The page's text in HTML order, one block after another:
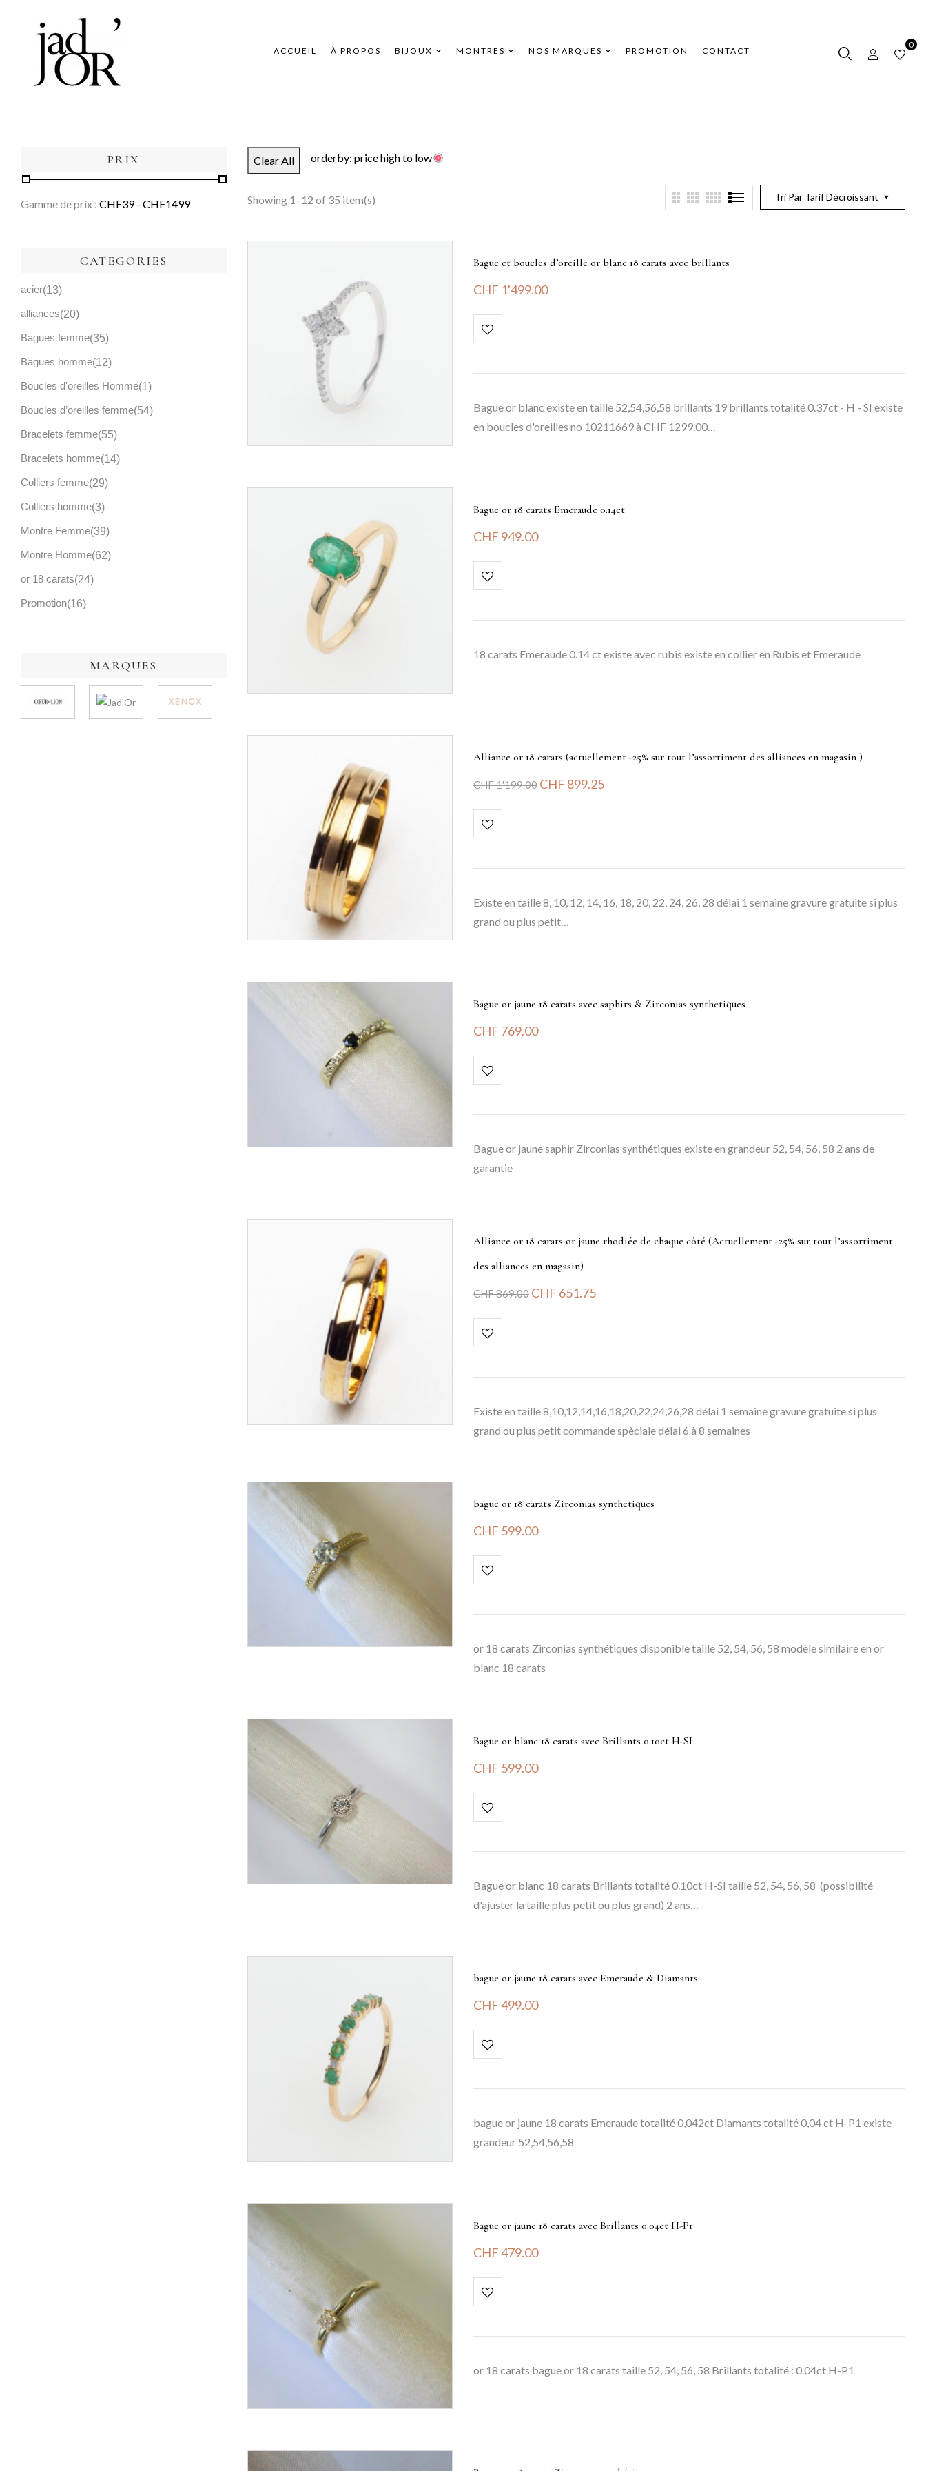
ACCUEIL À PROPOS BIJOUX MONTRES NOS MARQUES PROMOTION CONTACT
0
CATEGORIES
acier 13
alliances 20
Bagues femme 35
Bagues homme 12
Boucles d'oreilles Homme 1
Boucles d’oreilles femme 54
Bracelets femme 55
Bracelets homme 14
Colliers femme 29
Colliers homme 3
Montre Femme 39
Montre Homme 62
or 18 carats 24
Promotion 16
PRIX
Gamme de prix : CHF39 - CHF1499
MARQUES
Clear All orderby: price high to low
Tri Par Tarif Décroissant
Showing 1–12 of 35 item(s)
Bague et boucles d’oreille or blanc 18 carats avec brillants
CHF 1'499.00
Bague or blanc existe en taille 52,54,56,58 brillants 19 brillants totalité 0.37ct - H - SI existe
en boucles d'oreilles no 10211669 à CHF 1299.00…
Bague or 18 carats Emeraude 0.14ct
CHF 949.00
18 carats Emeraude 0.14 ct existe avec rubis existe en collier en Rubis et Emeraude
Alliance or 18 carats (actuellement -25% sur tout l’assortiment des alliances en magasin )
CHF1'199.00 CHF 899.25
Existe en taille 8, 10, 12, 14, 16, 18, 20, 22, 24, 26, 28 délai 1 semaine gravure gratuite si plus
grand ou plus petit…
Bague or jaune 18 carats avec saphirs & Zirconias synthétiques
CHF 769.00
Bague or jaune saphir Zirconias synthétiques existe en grandeur 52, 54, 56, 58 2 ans de
garantie
Alliance or 18 carats or jaune rhodiée de chaque côté (Actuellement -25% sur tout l’assortiment
des alliances en magasin)
CHF869.00 CHF 651.75
Existe en taille 8,10,12,14,16,18,20,22,24,26,28 délai 1 semaine gravure gratuite si plus
grand ou plus petit commande spèciale délai 6 à 8 semaines
bague or 18 carats Zirconias synthétiques
CHF 599.00
or 18 carats Zirconias synthétiques disponible taille 52, 54, 56, 58 modèle similaire en or
blanc 18 carats
Bague or blanc 18 carats avec Brillants 0.10ct H-SI
CHF 599.00
Bague or blanc 18 carats Brillants totalité 0.10ct H-SI taille 52, 54, 56, 58 (possibilité
d'ajuster la taille plus petit ou plus grand) 2 ans…
bague or jaune 18 carats avec Emeraude & Diamants
CHF499.00
bague or jaune 18 carats Emeraude totalité 0,042ct Diamants totalité 0,04 ct H-P1 existe
grandeur 52,54,56,58
Bague or jaune 18 carats avec Brillants 0.04ct H-P1
CHF479.00
or 18 carats bague or 18 carats taille 52, 54, 56, 58 Brillants totalité : 0.04ct H-P1